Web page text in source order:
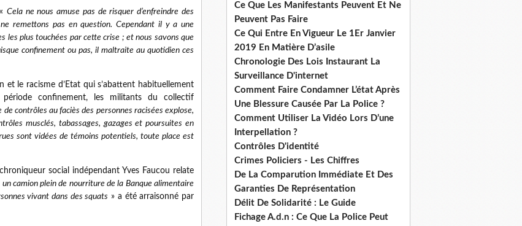
Cela ne nous amuse pas de risquer d’enfreindre des
remettons pas en question. Cependant il y a une
les plus touchées par cette crise ; et nous savons que
confinement ou pas, il maltraite au quotidien ces
le racisme d’Etat qui s’abattent habituellement
confinement, les militants du collectif
de contrôles au faciès des personnes racisées explose,
musclés, tabassages, gazages et poursuites en
sont vidées de témoins potentiels, toute place est
social indépendant Yves Faucou relate
un camion plein de nourriture de la Banque alimentaire
vivant dans des squats » a été arraisonné par
Ce Que Les Manifestants Peuvent Et Ne
Peuvent Pas Faire
Ce Qui Entre En Vigueur Le 1Er Janvier
2019 En Matière D’asile
Chronologie Des Lois Instaurant La
Surveillance D'internet
Comment Faire Condamner L’état Après
Une Blessure Causée Par La Police ?
Comment Utiliser La Vidéo Lors D’une
Interpellation ?
Contrôles D'identité
Crimes Policiers - Les Chiffres
De La Comparution Immédiate Et Des
Garanties De Représentation
Délit De Solidarité : Le Guide
Fichage A.d.n : Ce Que La Police Peut